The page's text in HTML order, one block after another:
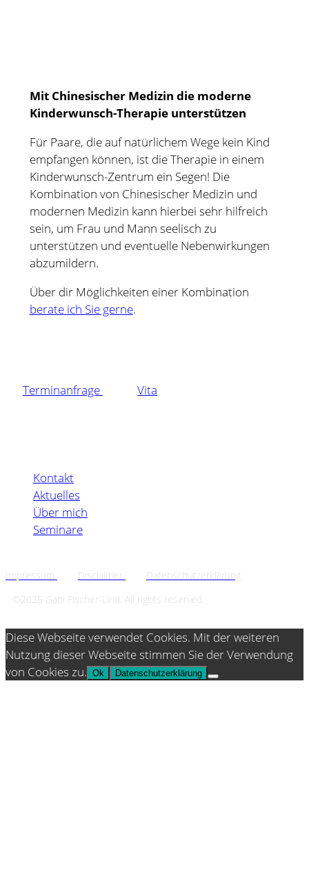
Mit Chinesischer Medizin die moderne
Kinderwunsch-Therapie unterstützen
Für Paare, die auf natürlichem Wege kein Kind
empfangen können, ist die Therapie in einem
Kinderwunsch-Zentrum ein Segen! Die
Kombination von Chinesischer Medizin und
modernen Medizin kann hierbei sehr hilfreich
sein, um Frau und Mann seelisch zu
unterstützen und eventuelle Nebenwirkungen
abzumildern.
Über dir Möglichkeiten einer Kombination
berate ich Sie gerne.
Terminanfrage Vita
Kontakt
Aktuelles
Über mich
Seminare
Impressum Disclaimer
Datenschutzerklärung
©2025 Gabi Fischer-Lind. All rights reserved.
Diese Webseite verwendet Cookies. Mit der weiteren
Nutzung dieser Webseite stimmen Sie der Verwendung
von Cookies zu. Ok Datenschutzerklärung